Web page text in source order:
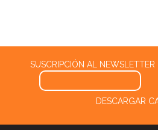
SUSCRIPCIÓN AL NEWSLETTER
DESCARGAR